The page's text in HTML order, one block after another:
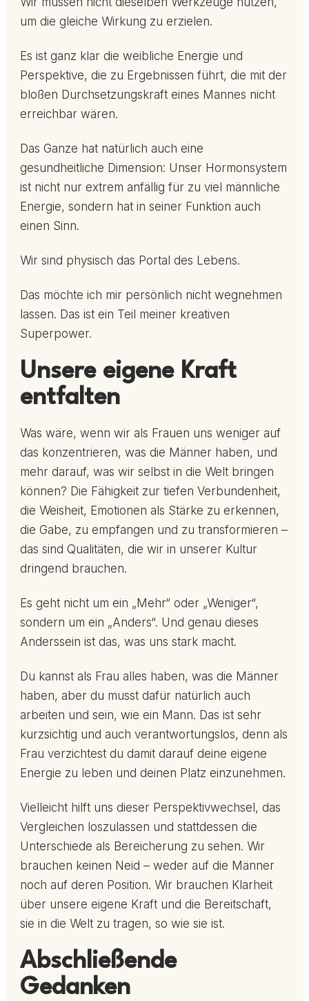
um die gleiche Wirkung zu erzielen.
Es ist ganz klar die weibliche Energie und
Perspektive, die zu Ergebnissen führt, die mit der
bloßen Durchsetzungskraft eines Mannes nicht
erreichbar wären.
Das Ganze hat natürlich auch eine
gesundheitliche Dimension: Unser Hormonsystem
ist nicht nur extrem anfällig für zu viel männliche
Energie, sondern hat in seiner Funktion auch
einen Sinn.
Wir sind physisch das Portal des Lebens.
Das möchte ich mir persönlich nicht wegnehmen
lassen. Das ist ein Teil meiner kreativen
Superpower.
Unsere eigene Kraft
entfalten
Was wäre, wenn wir als Frauen uns weniger auf
das konzentrieren, was die Männer haben, und
mehr darauf, was wir selbst in die Welt bringen
können? Die Fähigkeit zur tiefen Verbundenheit,
die Weisheit, Emotionen als Stärke zu erkennen,
die Gabe, zu empfangen und zu transformieren –
das sind Qualitäten, die wir in unserer Kultur
dringend brauchen.
Es geht nicht um ein „Mehr“ oder „Weniger“,
sondern um ein „Anders“. Und genau dieses
Anderssein ist das, was uns stark macht.
Du kannst als Frau alles haben, was die Männer
haben, aber du musst dafür natürlich auch
arbeiten und sein, wie ein Mann. Das ist sehr
kurzsichtig und auch verantwortungslos, denn als
Frau verzichtest du damit darauf deine eigene
Energie zu leben und deinen Platz einzunehmen.
Vielleicht hilft uns dieser Perspektivwechsel, das
Vergleichen loszulassen und stattdessen die
Unterschiede als Bereicherung zu sehen. Wir
brauchen keinen Neid – weder auf die Männer
noch auf deren Position. Wir brauchen Klarheit
über unsere eigene Kraft und die Bereitschaft,
sie in die Welt zu tragen, so wie sie ist.
Abschließende
Gedanken